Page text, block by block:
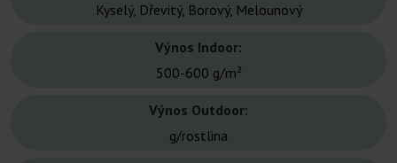
Kyselý, Dřevitý, Borový, Melounový
Výnos Indoor:
500-600 g/m²
Výnos Outdoor:
g/rostlina